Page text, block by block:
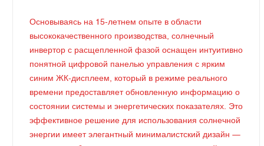
Основываясь на 15-летнем опыте в области
высококачественного производства, солнечный
инвертор с расщепленной фазой оснащен интуитивно
понятной цифровой панелью управления с ярким
синим ЖК-дисплеем, который в режиме реального
времени предоставляет обновленную информацию о
состоянии системы и энергетических показателях. Это
эффективное решение для использования солнечной
энергии имеет элегантный минималистский дизайн —